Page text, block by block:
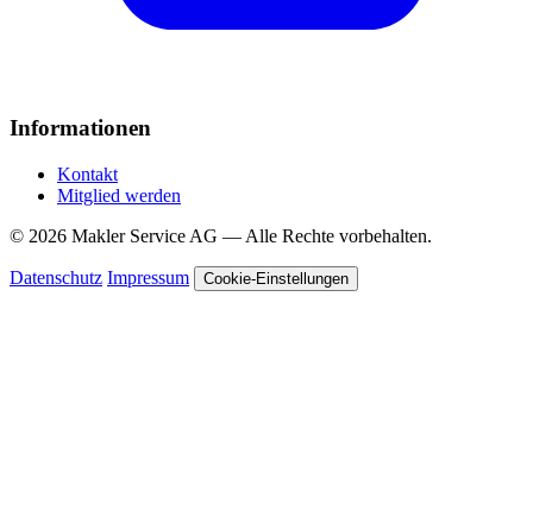
Informationen
Kontakt
Mitglied werden
© 2026 Makler Service AG — Alle Rechte vorbehalten.
Datenschutz Impressum Cookie-Einstellungen